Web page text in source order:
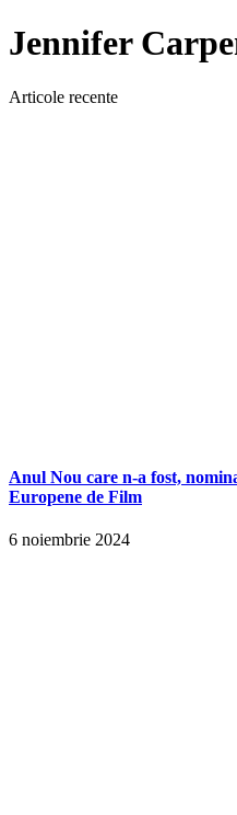
Jennifer
Articole recente
Anul Nou care n-a fost,
Europene de Film
6 noiembrie 2024